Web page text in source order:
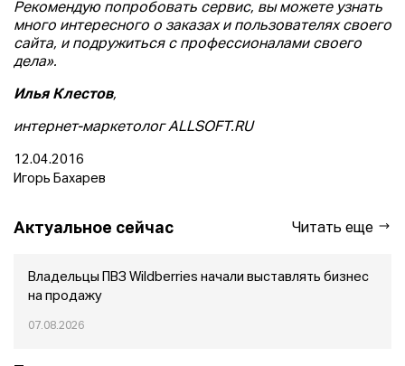
Рекомендую попробовать сервис, вы можете узнать
много интересного о заказах и пользователях своего
сайта, и подружиться с профессионалами своего
дела».
Илья Клестов,
интернет-маркетолог ALLSOFT.RU
12.04.2016
Игорь Бахарев
Актуальное сейчас Читать еще
Владельцы ПВЗ Wildberries начали выставлять бизнес
на продажу
07.08.2026